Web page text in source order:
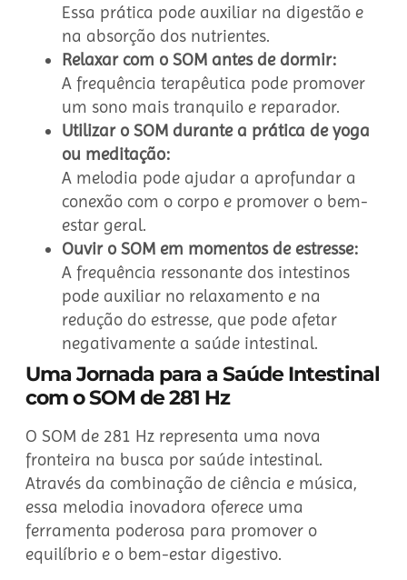
Essa prática pode auxiliar na digestão e
na absorção dos nutrientes.
Relaxar com o SOM antes de dormir:
A frequência terapêutica pode promover
um sono mais tranquilo e reparador.
Utilizar o SOM durante a prática de yoga
ou meditação:
A melodia pode ajudar a aprofundar a
conexão com o corpo e promover o bem-
estar geral.
Ouvir o SOM em momentos de estresse:
A frequência ressonante dos intestinos
pode auxiliar no relaxamento e na
redução do estresse, que pode afetar
negativamente a saúde intestinal.
Uma Jornada para a Saúde Intestinal
com o SOM de 281 Hz
O SOM de 281 Hz representa uma nova
fronteira na busca por saúde intestinal.
Através da combinação de ciência e música,
essa melodia inovadora oferece uma
ferramenta poderosa para promover o
equilíbrio e o bem-estar digestivo.